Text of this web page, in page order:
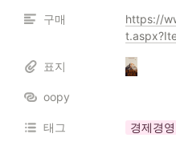
구매
https://
표지
oopy
태그 경제경영